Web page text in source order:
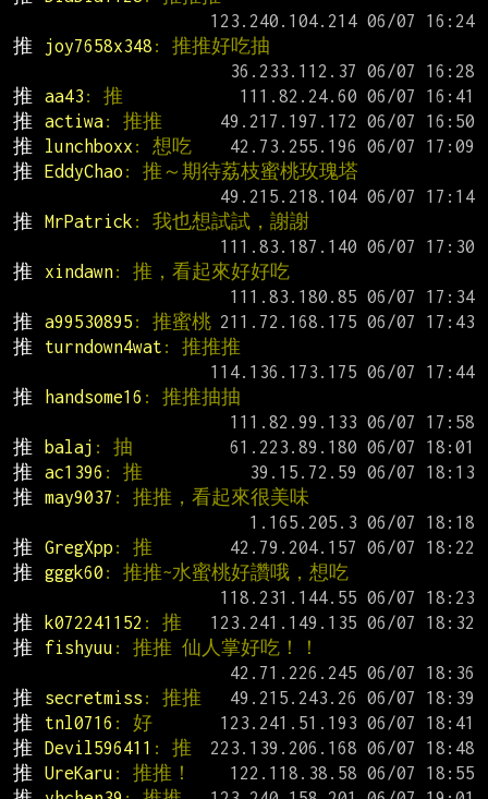
推
joy7658x348 : 推推好吃抽
推
aa43 : 推
推
actiwa: 推推
推
lunchboxx : 想吃
推
EddyChao : 推～期待荔枝蜜桃玫瑰塔
推
MrPatrick : 我也想試試，謝謝
推
xindawn: 推，看起來好好吃
推
a99530895 : 推蜜桃
推
turndown4wat : 推推推
推
handsome16 : 推推抽抽
推
balaj : 抽
推
ac1396 : 推
推
may9037 : 推推，看起來很美味
推
GregXpp : 推
推
gggk60 : 推推~水蜜桃好讚哦，想吃
推
k072241152 : 推
推
fishyuu : 推推 仙人掌好吃！！
推
secretmiss : 推推
推
tnl0716 : 好
推
Devil596411 : 推
推
UreKaru : 推推！